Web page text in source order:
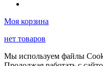
Моя корзина
нет товаров
Мы используем файлы